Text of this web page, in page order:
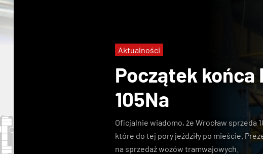
Początek końca
105Na
Oficjalnie wiadomo, że Wrocław sprzeda
które do tej pory jeździły po mieście.
na sprzedaż wozów tramwajowych
Aktualności